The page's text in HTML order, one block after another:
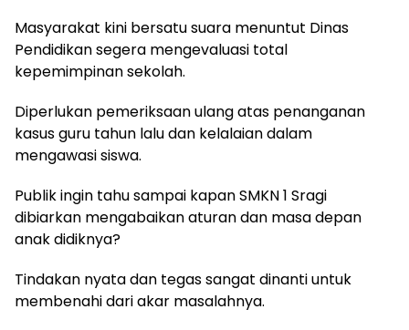
Masyarakat kini bersatu suara menuntut Dinas
Pendidikan segera mengevaluasi total
kepemimpinan sekolah.
Diperlukan pemeriksaan ulang atas penanganan
kasus guru tahun lalu dan kelalaian dalam
mengawasi siswa.
Publik ingin tahu sampai kapan SMKN 1 Sragi
dibiarkan mengabaikan aturan dan masa depan
anak didiknya?
Tindakan nyata dan tegas sangat dinanti untuk
membenahi dari akar masalahnya.